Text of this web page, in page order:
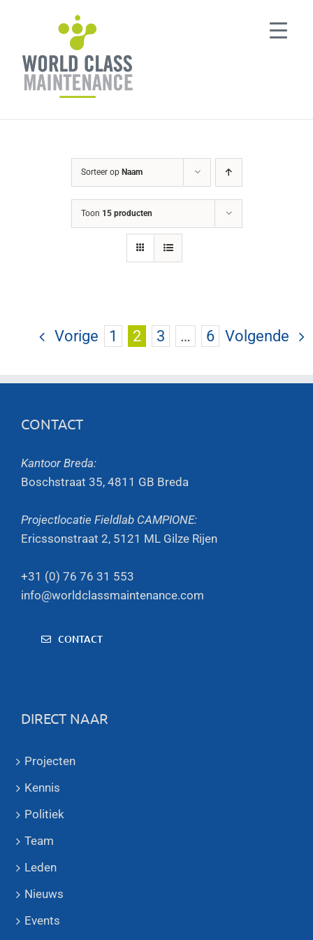
Sorteer op Naam
Toon 15 producten
Vorige 1 2 3 … 6 Volgende
CONTACT
Kantoor Breda:
Boschstraat 35, 4811 GB Breda
Projectlocatie Fieldlab CAMPIONE:
Ericssonstraat 2, 5121 ML Gilze Rijen
+31 (0) 76 76 31 553
info@worldclassmaintenance.com
CONTACT
DIRECT NAAR
Projecten
Kennis
Politiek
Team
Leden
Nieuws
Events